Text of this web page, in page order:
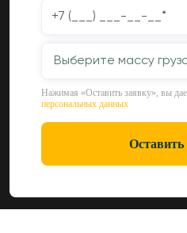
Выберите массу
Нажимая «Оставить заявку», вы
персональных данных
Оставить